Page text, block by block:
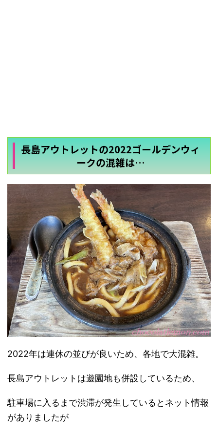
長島アウトレットの2022ゴールデンウィ
ークの混雑は…
2022年は連休の並びが良いため、各地で大混雑。
長島アウトレットは遊園地も併設しているため、
駐車場に入るまで渋滞が発生しているとネット情報
がありましたが